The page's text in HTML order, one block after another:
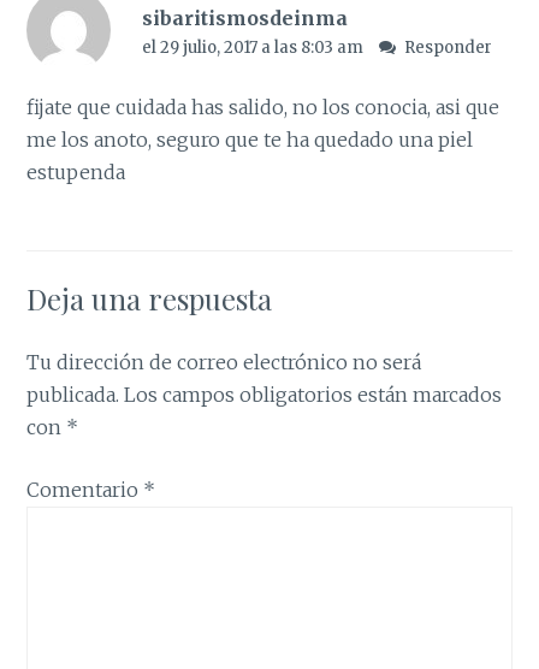
sibaritismosdeinma
el 29 julio, 2017 a las 8:03 am Responder
fijate que cuidada has salido, no los conocia, asi que
me los anoto, seguro que te ha quedado una piel
estupenda
Deja una respuesta
Tu dirección de correo electrónico no será
publicada. Los campos obligatorios están marcados
con *
Comentario *